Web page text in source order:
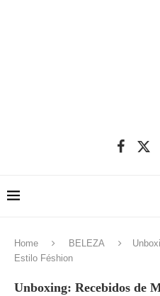
Home BELEZA
Estilo Féshion
Unboxing: Recebidos de